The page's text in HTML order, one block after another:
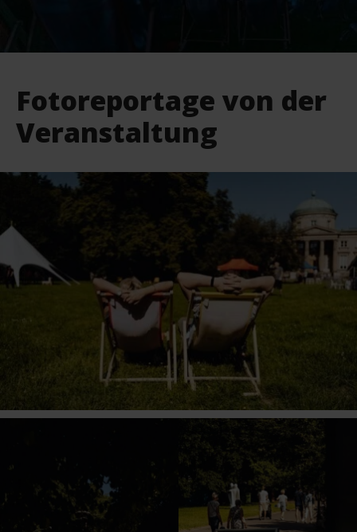
Fotoreportage von der
Veranstaltung